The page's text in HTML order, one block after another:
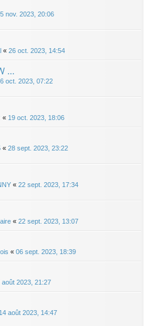
nov. 2023, 20:06
« 26 oct. 2023, 14:54
...
oct. 2023, 07:22
« 19 oct. 2023, 18:06
« 28 sept. 2023, 23:22
« 22 sept. 2023, 17:34
« 22 sept. 2023, 13:07
« 06 sept. 2023, 18:39
août 2023, 21:27
14 août 2023, 14:47